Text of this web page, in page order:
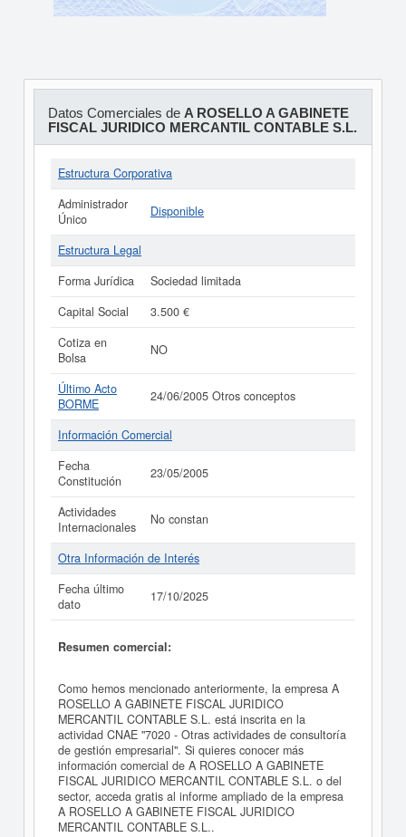
Datos Comerciales de A ROSELLO A GABINETE
FISCAL JURIDICO MERCANTIL CONTABLE S.L.
Estructura Corporativa
Administrador
Único
Disponible
Estructura Legal
Forma Jurídica
Sociedad limitada
Capital Social
3.500 €
Cotiza en
Bolsa
NO
Último Acto
BORME
24/06/2005 Otros conceptos
Información Comercial
Fecha
Constitución
23/05/2005
Actividades
Internacionales
No constan
Otra Información de Interés
Fecha último
dato
17/10/2025
Resumen comercial:
Como hemos mencionado anteriormente, la empresa A
ROSELLO A GABINETE FISCAL JURIDICO
MERCANTIL CONTABLE S.L. está inscrita en la
actividad CNAE "7020 - Otras actividades de consultoría
de gestión empresarial". Si quieres conocer más
información comercial de A ROSELLO A GABINETE
FISCAL JURIDICO MERCANTIL CONTABLE S.L. o del
sector, acceda gratis al informe ampliado de la empresa
A ROSELLO A GABINETE FISCAL JURIDICO
MERCANTIL CONTABLE S.L..